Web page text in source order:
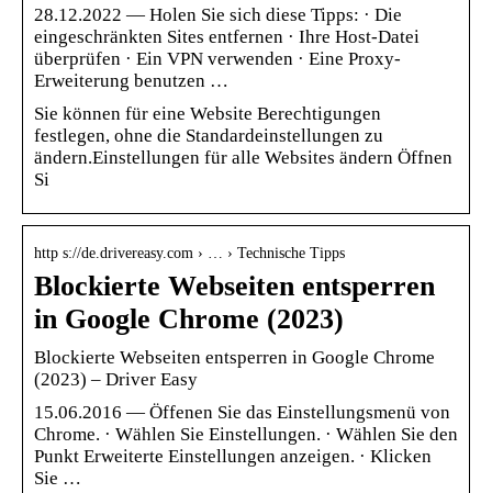
28.12.2022 — Holen Sie sich diese Tipps: · Die
eingeschränkten Sites entfernen · Ihre Host-Datei
überprüfen · Ein VPN verwenden · Eine Proxy-
Erweiterung benutzen …
Sie können für eine Website Berechtigungen
festlegen, ohne die Standardeinstellungen zu
ändern.Einstellungen für alle Websites ändern Öffnen
Si
http s://de.drivereasy.com › … › Technische Tipps
Blockierte Webseiten entsperren
in Google Chrome (2023)
Blockierte Webseiten entsperren in Google Chrome
(2023) – Driver Easy
15.06.2016 — Öffenen Sie das Einstellungsmenü von
Chrome. · Wählen Sie Einstellungen. · Wählen Sie den
Punkt Erweiterte Einstellungen anzeigen. · Klicken
Sie …